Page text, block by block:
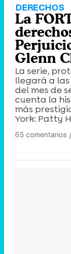
DERECHOS
La
Glenn
La serie,
llegará a
del mes de
cuenta la
más
York: Patty
65 comentarios |